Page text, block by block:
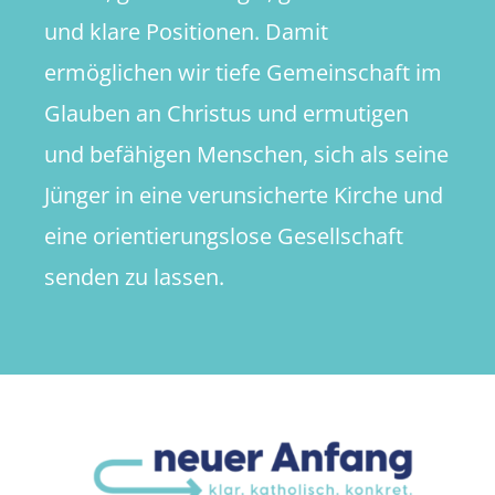
und klare Positionen. Damit
ermöglichen wir tiefe Gemeinschaft im
Glauben an Christus und ermutigen
und befähigen Menschen, sich als seine
Jünger in eine verunsicherte Kirche und
eine orientierungslose Gesellschaft
senden zu lassen.